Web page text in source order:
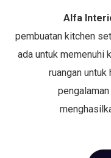
Alfa
pembuatan kitchen
ada untuk memenuhi
ruangan untuk